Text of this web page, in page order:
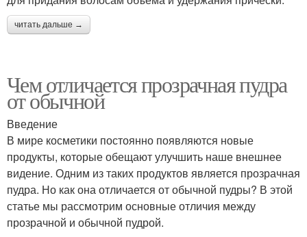
читать дальше →
Чем отличается прозрачная пудра
от обычной
Введение
В мире косметики постоянно появляются новые
продукты, которые обещают улучшить наше внешнее
видение. Одним из таких продуктов является прозрачная
пудра. Но как она отличается от обычной пудры? В этой
статье мы рассмотрим основные отличия между
прозрачной и обычной пудрой.